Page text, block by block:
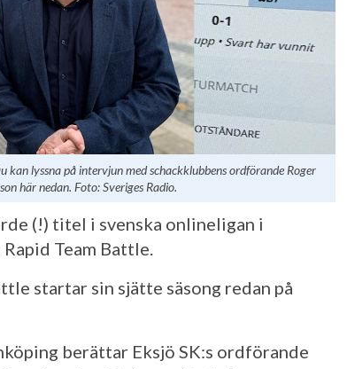
kan lyssna på intervjun med schackklubbens ordförande Roger
här nedan. Foto: Sveriges Radio.
(!) titel i svenska onlineligan i
Team Battle.
startar sin sjätte säsong redan på
berättar Eksjö SK:s ordförande